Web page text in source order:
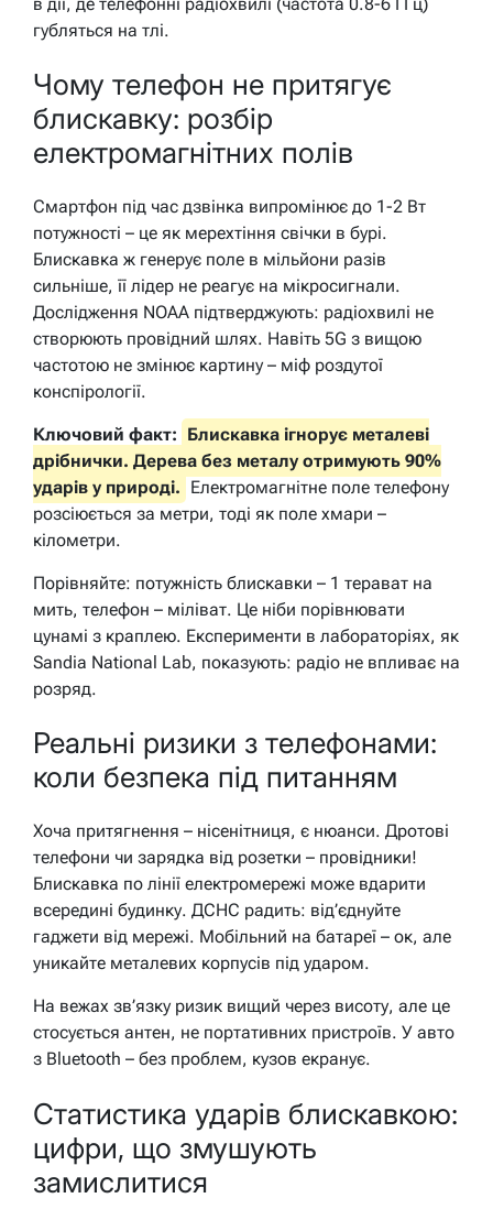
губляться на тлі.
Чому телефон не притягує
блискавку: розбір
електромагнітних полів
Смартфон під час дзвінка випромінює до 1-2 Вт
потужності – це як мерехтіння свічки в бурі.
Блискавка ж генерує поле в мільйони разів
сильніше, її лідер не реагує на мікросигнали.
Дослідження NOAA підтверджують: радіохвилі не
створюють провідний шлях. Навіть 5G з вищою
частотою не змінює картину – міф роздутої
конспірології.
Ключовий факт: Блискавка ігнорує металеві
дрібнички. Дерева без металу отримують 90%
ударів у природі. Електромагнітне поле телефону
розсіюється за метри, тоді як поле хмари –
кілометри.
Порівняйте: потужність блискавки – 1 терават на
мить, телефон – міліват. Це ніби порівнювати
цунамі з краплею. Експерименти в лабораторіях, як
Sandia National Lab, показують: радіо не впливає на
розряд.
Реальні ризики з телефонами:
коли безпека під питанням
Хоча притягнення – нісенітниця, є нюанси. Дротові
телефони чи зарядка від розетки – провідники!
Блискавка по лінії електромережі може вдарити
всередині будинку. ДСНС радить: від’єднуйте
гаджети від мережі. Мобільний на батареї – ок, але
уникайте металевих корпусів під ударом.
На вежах зв’язку ризик вищий через висоту, але це
стосується антен, не портативних пристроїв. У авто
з Bluetooth – без проблем, кузов екранує.
Статистика ударів блискавкою:
цифри, що змушують
замислитися